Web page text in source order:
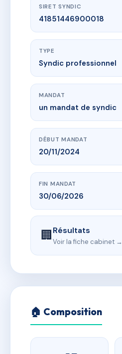
SIRET SYNDIC
41851446900018
TYPE
Syndic professionnel
MANDAT
un mandat de syndic
DÉBUT MANDAT
20/11/2024
FIN MANDAT
30/06/2026
🏢Résultats
Voir la fiche cabinet →
🏠 Composition